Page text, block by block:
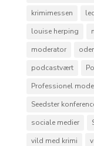
krimimessen
louise herping
moderator
podcastvært
Professionel
Seedster
sociale medier
vild med krimi